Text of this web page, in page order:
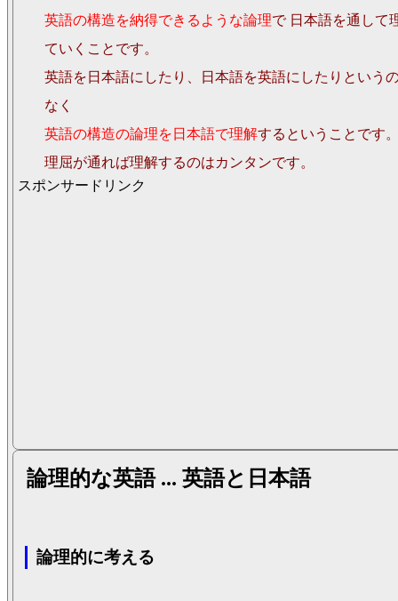
英語の構造を納得できるような論理で 日本語を通して
ていくことです。
英語を日本語にしたり、日本語を英語にしたりという
なく
英語の構造の論理を日本語で理解するということです
理屈が通れば理解するのはカンタンです。
スポンサードリンク
論理的な英語 ... 英語と日本語
論理的に考える